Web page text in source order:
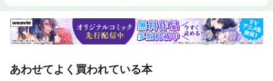
あわせてよく買われている本